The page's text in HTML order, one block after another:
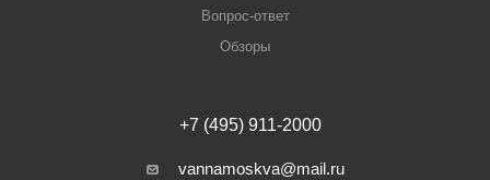
Вопрос-ответ
Обзоры
+7 (495) 911-2000
vannamoskva@mail.ru